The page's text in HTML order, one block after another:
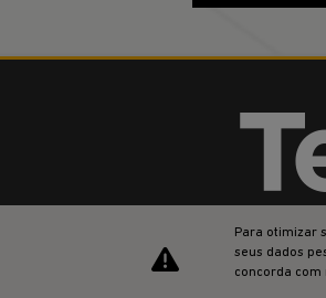
Grupo
Para otimizar
seus dados
concorda com